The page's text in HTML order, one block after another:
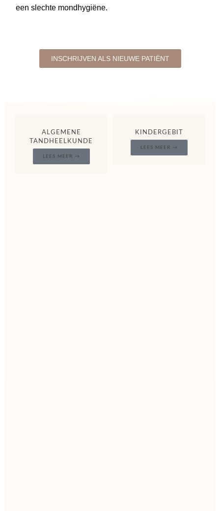
een slechte mondhygiëne.
INSCHRIJVEN ALS NIEUWE PATIËNT
ALGEMENE
TANDHEELKUNDE
LEES MEER →
KINDERGEBIT
LEES MEER →